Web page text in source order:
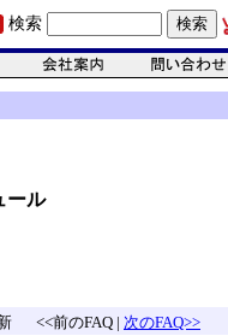
検索
ール
<<前のFAQ | 次のFAQ>>